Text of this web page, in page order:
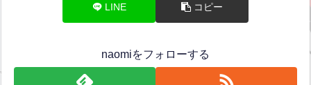
LINE コピー
naomiをフォローする